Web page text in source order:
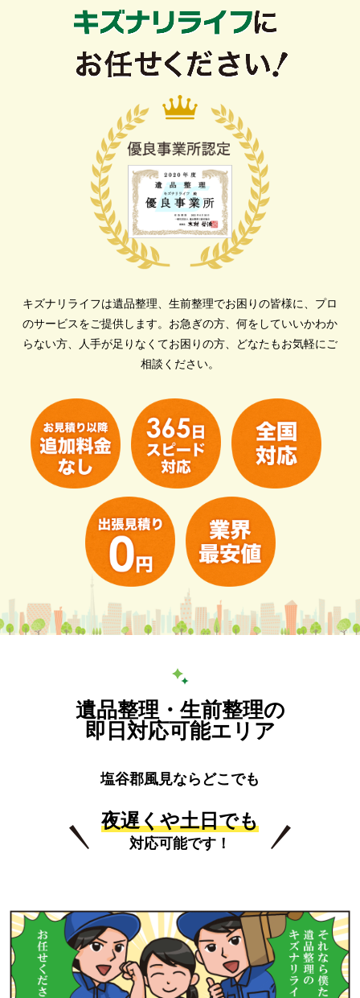
キズナリライフは遺品整理、生前整理でお困りの皆様に、プロ
のサービスをご提供します。 お急ぎの方、何をしていいかわか
らない方、人手が足りなくてお困りの方、どなたもお気軽にご
相談ください。
遺品整理・生前整理の
即日対応可能エリア
塩谷郡風見ならどこでも
夜遅くや土日でも
対応可能です！